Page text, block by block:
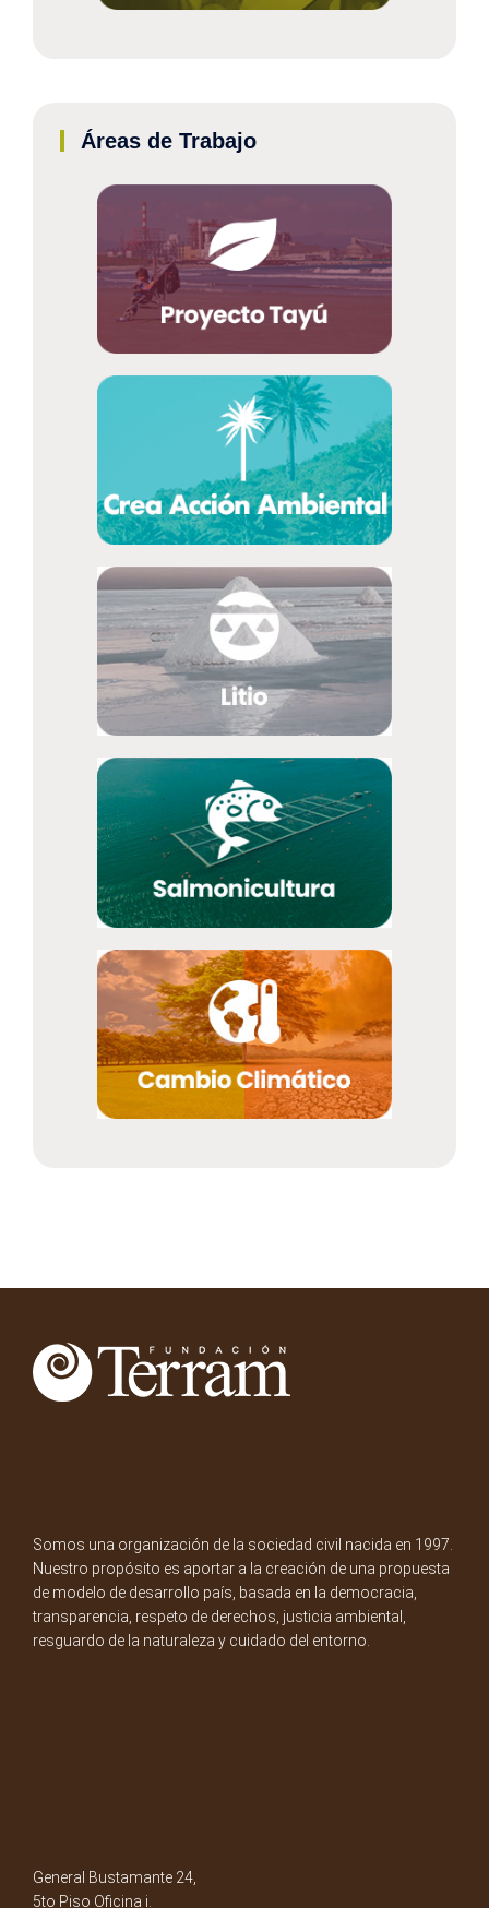
Áreas de Trabajo
Somos una organización de la sociedad civil nacida en 1997.
Nuestro propósito es aportar a la creación de una propuesta
de modelo de desarrollo país, basada en la democracia,
transparencia, respeto de derechos, justicia ambiental,
resguardo de la naturaleza y cuidado del entorno.
General Bustamante 24,
5to Piso Oficina i.